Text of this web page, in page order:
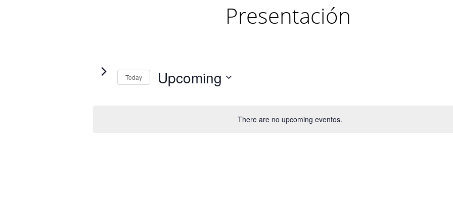
Presentación
There are no upcoming eventos.
Today Upcoming